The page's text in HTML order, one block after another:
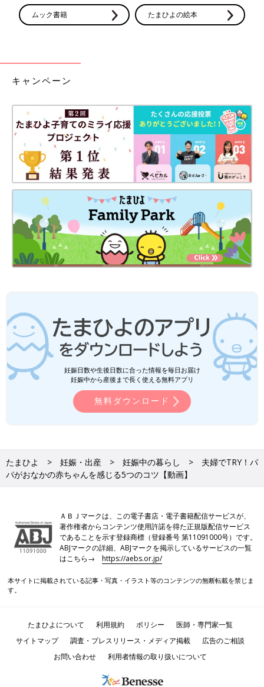
ムック書籍 たまひよの絵本
キャンペーン
妊娠日数や生後日数に合った情報を毎日お届け
妊娠中から産後まで長く使える無料アプリ
無料ダウンロード
たまひよ 妊娠・出産 妊娠中の暮らし
夫婦でTRY！パ
パがおなかの赤ちゃんを感じる5つのコツ【動画】
ＡＢＪマークは、この電子書店・電子書籍配信サービスが、
著作権者からコンテンツ使用許諾を得た正規版配信サービス
であることを示す登録商標（登録番号 第11091000号）です。
ABJマークの詳細、ABJマークを掲示しているサービスの一覧
はこちら→https://aebs.or.jp/
本サイトに掲載されている記事・写真・イラスト等のコンテンツの無断転載を禁じま
す。
たまひよについて 利用規約 ポリシー
医師・専門家一覧
サイトマップ
調査・プレスリリース・メディア掲載
広告のご相談
お問い合わせ
利用者情報の取り扱いについて